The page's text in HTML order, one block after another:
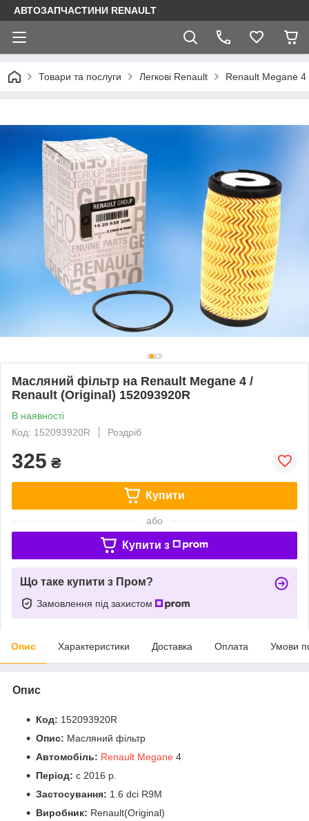
АВТОЗАПЧАСТИНИ RENAULT
Товари та послуги Легкові Renault Renault Megane 4
Масляний фільтр на Renault Megane 4 /
Renault (Original) 152093920R
В наявності
Код: 152093920R
Роздріб
325 ₴
Купити
або
Купити з
Що таке купити з Пром?
Замовлення під захистом
Опис Характеристики Доставка Оплата Умови
Опис
Код: 152093920R
Опис: Масляний фільтр
Автомобіль: Renault Megane 4
Період: c 2016 р.
Застосування: 1.6 dci R9M
Виробник: Renault(Original)